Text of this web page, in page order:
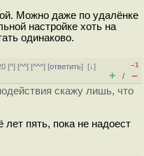
Можно даже по удалёнке
настройке хоть на
одинаково.
[^] [^^] [^^^] [ответить][↓]
–1
+ / –
скажу лишь, что
пять, пока не надоест